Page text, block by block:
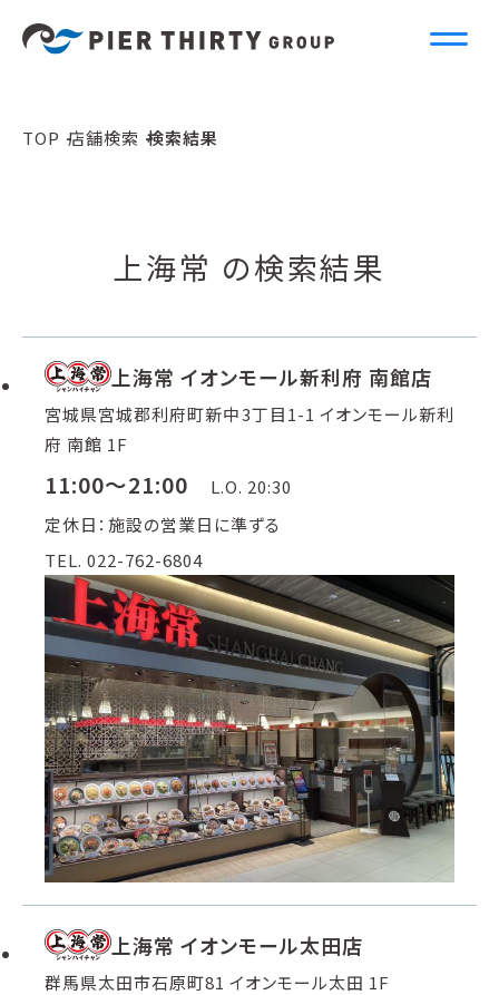
TOP 店舗検索 検索結果
上海常 の検索結果
上海常 イオンモール新利府 南館店
宮城県宮城郡利府町新中3丁目1-1 イオンモール新利
府 南館 1F
11:00～21:00
L.O. 20:30
定休日：施設の営業日に準ずる
TEL. 022-762-6804
上海常 イオンモール太田店
群馬県太田市石原町81 イオンモール太田 1F